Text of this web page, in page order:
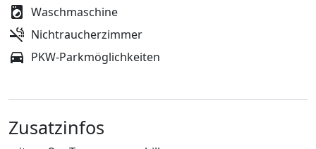
Waschmaschine
Nichtraucherzimmer
PKW-Parkmöglichkeiten
Zusatzinfos